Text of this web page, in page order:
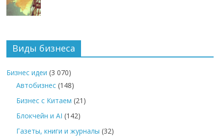
Виды бизнеса
Бизнес идеи (3 070)
Автобизнес (148)
Бизнес с Китаем (21)
Блокчейн и AI (142)
Газеты, книги и журналы (32)